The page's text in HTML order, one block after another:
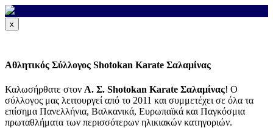
Φωτογραφίες
Δραστηριότητες ⌄
x
Αθλητικός Σύλλογος Shotokan Karate Σαλαμίνας
Καλωσήρθατε στον Α. Σ. Shotokan Karate Σαλαμίνας! Ο
σύλλογος μας λειτουργεί από το 2011 και συμμετέχει σε όλα τα
επίσημα Πανελλήνια, Βαλκανικά, Ευρωπαϊκά και Παγκόσμια
πρωταθλήματα των περισσότερων ηλικιακών κατηγοριών.